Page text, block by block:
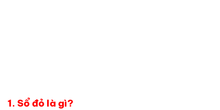
1. Sổ đỏ là gì?